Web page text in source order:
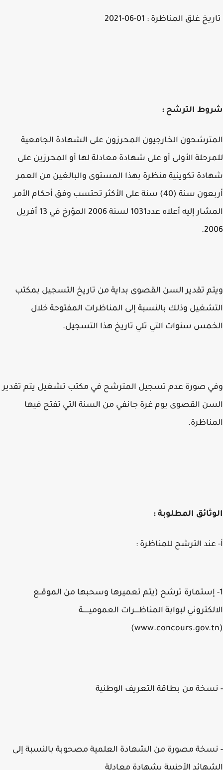
غلق المناظرة : 01-06-2021
الترشح :
الخارجيون المحرزون على الشهادة الجامعية
الأولى أو على شهادة معادلة لها أو المحرزين على
تكوينية منظرة بهذا المستوى والبالغين من العمر
أربعون سنة (40) سنة على الأكثر تحتسب وفق أحكام الأمر
المشار إليه أعلاه عدد1031 لسنة 2006 المؤرخ في 13 أفريل
تقدير السن القصوى بداية من تاريخ التسجيل بمكتب
وذلك بالنسبة إلى المناظرات المفتوحة خلال
سنوات التي تلي تاريخ هذا التسجيل.
صورة عدم تسجيل المترشح في مكتب تشغيل يتم تقدير
القصوى يوم غرة جانفي من السنة التي تفتح فيها
المطلوبة :
الترشح للمناظرة :
إستمارة ترشح (يتم تعميرها وسحبها من الموقــع
لبوابة المناظــــرات العموميــــــة
من بطاقة التعريف الوطنية
مصورة من الشهادة العلمية مصحوبة بالنسبة إلى
الأجنبية بشهادة معادلة